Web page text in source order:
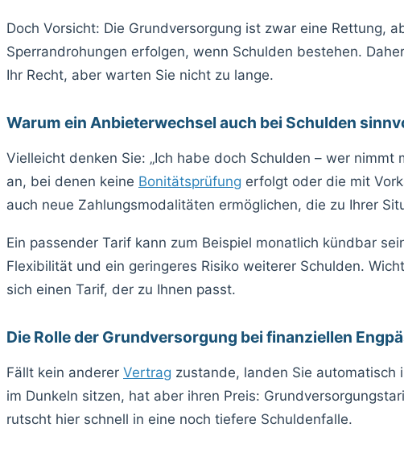
Doch Vorsicht: Die Grundversorgung ist zwar eine Rettung,
Sperrandrohungen erfolgen, wenn Schulden bestehen.
Ihr Recht, aber warten Sie nicht zu lange.
Warum ein Anbieterwechsel auch bei Schulden
Vielleicht denken Sie: „Ich habe doch Schulden – wer
an, bei denen keine Bonitätsprüfung erfolgt oder die mit
auch neue Zahlungsmodalitäten ermöglichen, die zu Ihrer
Ein passender Tarif kann zum Beispiel monatlich kündbar
Flexibilität und ein geringeres Risiko weiterer Schulden.
sich einen Tarif, der zu Ihnen passt.
Die Rolle der Grundversorgung bei finanziellen
Fällt kein anderer Vertrag zustande, landen Sie automatisch
im Dunkeln sitzen, hat aber ihren Preis:
rutscht hier schnell in eine noch tiefere Schuldenfalle.